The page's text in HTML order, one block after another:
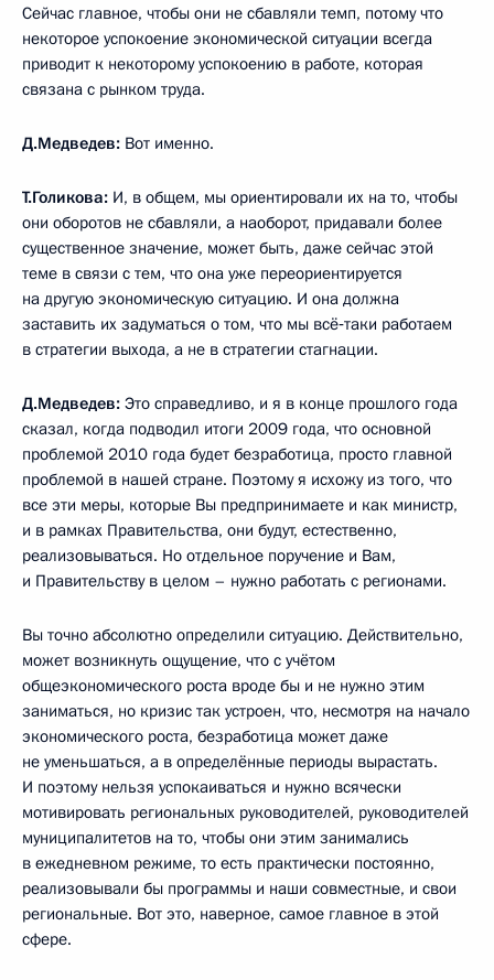
Сейчас главное, чтобы они не сбавляли темп, потому что
некоторое успокоение экономической ситуации всегда
приводит к некоторому успокоению в работе, которая
связана с рынком труда.
Д.Медведев: Вот именно.
Т.Голикова: И, в общем, мы ориентировали их на то, чтобы
они оборотов не сбавляли, а наоборот, придавали более
существенное значение, может быть, даже сейчас этой
теме в связи с тем, что она уже переориентируется
на другую экономическую ситуацию. И она должна
заставить их задуматься о том, что мы всё‑таки работаем
в стратегии выхода, а не в стратегии стагнации.
Д.Медведев: Это справедливо, и я в конце прошлого года
сказал, когда подводил итоги 2009 года, что основной
проблемой 2010 года будет безработица, просто главной
проблемой в нашей стране. Поэтому я исхожу из того, что
все эти меры, которые Вы предпринимаете и как министр,
и в рамках Правительства, они будут, естественно,
реализовываться. Но отдельное поручение и Вам,
и Правительству в целом – нужно работать с регионами.
Вы точно абсолютно определили ситуацию. Действительно,
может возникнуть ощущение, что с учётом
общеэкономического роста вроде бы и не нужно этим
заниматься, но кризис так устроен, что, несмотря на начало
экономического роста, безработица может даже
не уменьшаться, а в определённые периоды вырастать.
И поэтому нельзя успокаиваться и нужно всячески
мотивировать региональных руководителей, руководителей
муниципалитетов на то, чтобы они этим занимались
в ежедневном режиме, то есть практически постоянно,
реализовывали бы программы и наши совместные, и свои
региональные. Вот это, наверное, самое главное в этой
сфере.